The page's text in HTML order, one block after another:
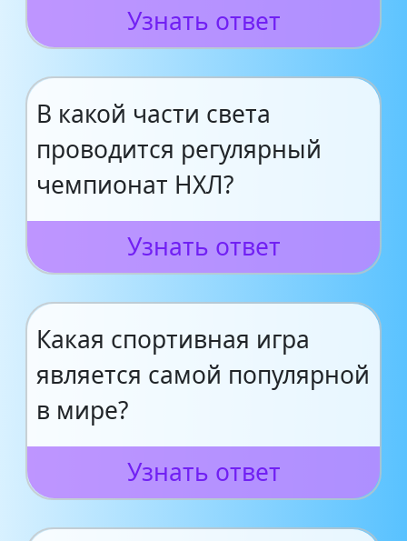
Узнать ответ
В какой части света
проводится регулярный
чемпионат НХЛ?
Узнать ответ
Какая спортивная игра
является самой популярной
в мире?
Узнать ответ